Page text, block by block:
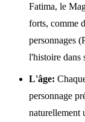
Fatima, le
forts, comme
personnages
l'histoire dans
L'âge:
personnage
naturellement